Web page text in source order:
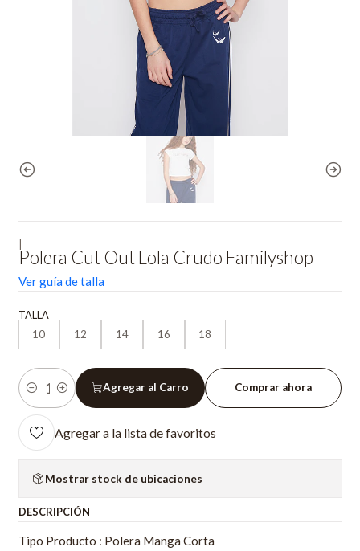
Polera Cut Out Lola Crudo Familyshop
Ver guía de talla
TALLA
10
12 14 16 18
Cantidad
Agregar al Carro Comprar ahora
Agregar a la lista de favoritos
Mostrar stock de ubicaciones
DESCRIPCIÓN
Tipo Producto : Polera Manga Corta